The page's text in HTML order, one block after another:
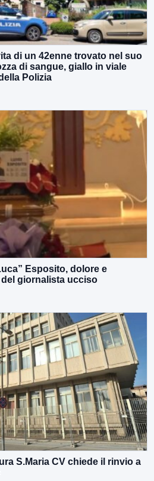
di un 42enne trovato nel suo
di sangue, giallo in viale
Polizia
Esposito, dolore e
giornalista ucciso
S.Maria CV chiede il rinvio a